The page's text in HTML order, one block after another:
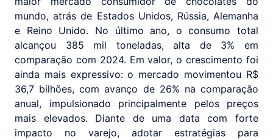
mundo, atrás de Estados Unidos, Rússia, Alemanha
e Reino Unido. No último ano, o consumo total
alcançou 385 mil toneladas, alta de 3% em
comparação com 2024. Em valor, o crescimento foi
ainda mais expressivo: o mercado movimentou R$
36,7 bilhões, com avanço de 26% na comparação
anual, impulsionado principalmente pelos preços
mais elevados. Diante de uma data com forte
impacto no varejo, adotar estratégias para